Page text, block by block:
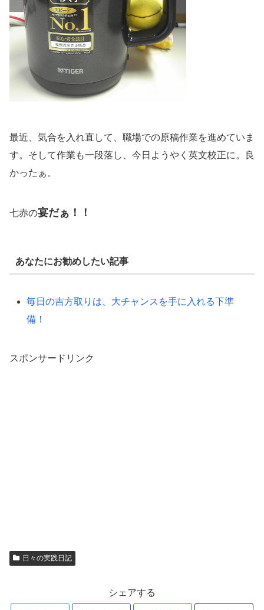
最近、気合を入れ直して、職場での原稿作業を進めていま
す。そして作業も一段落し、今日ようやく英文校正に。良
かったぁ。
七赤の宴だぁ！！
あなたにお勧めしたい記事
毎日の吉方取りは、大チャンスを手に入れる下準
備！
スポンサードリンク
日々の実践日記
シェアする